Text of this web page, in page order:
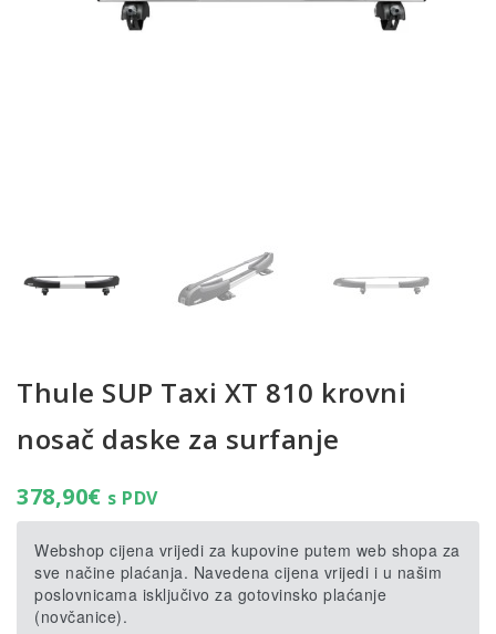
Thule SUP Taxi XT 810 krovni
nosač daske za surfanje
378,90€ s PDV
Webshop cijena vrijedi za kupovine putem web shopa za
sve načine plaćanja. Navedena cijena vrijedi i u našim
poslovnicama isključivo za gotovinsko plaćanje
(novčanice).